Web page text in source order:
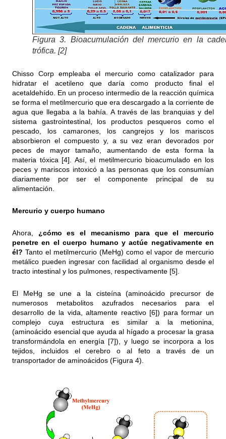
Figura 3. Bioacumulación del mercurio en la
trófica. [2]
Chisso Corp empleaba el mercurio como catalizador para
hidratar el acetileno que daría como producto final el
acetaldehído. En un proceso intermedio de la reacción química
se forma el metilmercurio que era descargado a la corriente de
agua que llegaba a la bahía. A través de las branquias y del
sistema gastrointestinal, los productos pesqueros como el
pescado, los camarones, los cangrejos y los mariscos
absorbieron el compuesto y, a su vez eran devorados por
peces de mayor tamaño, aumentando de esta forma la
materia tóxica [4]. Así, el metilmercurio bioacumulado en los
peces y mariscos intoxicó a las personas que los consumían
diariamente por ser el componente principal de su
alimentación.
Mercurio y cuerpo humano
Ahora, ¿cómo es el mecanismo para que el mercurio
penetre en el cuerpo humano y actúe negativamente en
él? Tanto el metilmercurio (MeHg) como el vapor de mercurio
metálico pueden ingresar con facilidad al organismo desde el
tracto intestinal y los pulmones, respectivamente [5].
El MeHg se une a la cisteína (aminoácido precursor de
numerosos metabolitos azufrados necesarios para el
desarrollo de la vida, altamente reactivo [6]) para formar un
complejo cuya estructura es similar a la metionina,
(aminoácido esencial que ayuda al hígado a procesar la grasa
transformándola en energía [7]), y luego se incorpora a los
tejidos, incluidos el cerebro o al feto a través de un
transportador de aminoácidos (Figura 4).